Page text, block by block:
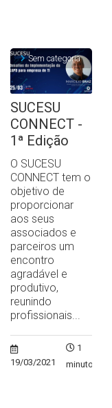
Sem categoria
SUCESU
CONNECT -
1ª Edição
O SUCESU
CONNECT tem o
objetivo de
proporcionar
aos seus
associados e
parceiros um
encontro
agradável e
produtivo,
reunindo
profissionais...
19/03/2021
1
minuto